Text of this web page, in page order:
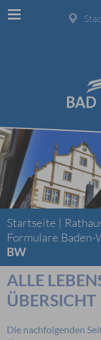
Startseite |
Formulare
BW
ALLE
ÜBERSICHT
Die nachfolgenden